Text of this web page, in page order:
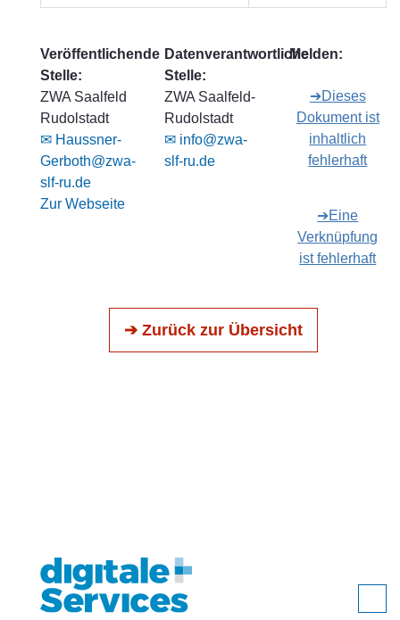
Veröffentlichende
Stelle:
ZWA Saalfeld
Rudolstadt
✉ Haussner-
Gerboth@zwa-
slf-ru.de
Zur Webseite
Datenverantwortliche
Stelle:
ZWA Saalfeld-
Rudolstadt
✉ info@zwa-
slf-ru.de
Melden:
➔Dieses
Dokument ist
inhaltlich
fehlerhaft
➔Eine
Verknüpfung
ist fehlerhaft
➔ Zurück zur Übersicht